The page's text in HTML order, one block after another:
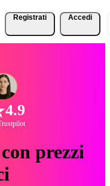
Registrati Accedi
4.9
prezzi